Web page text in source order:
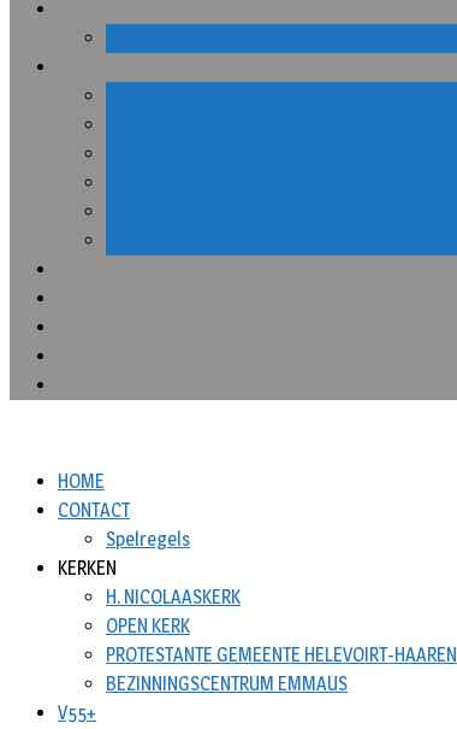
HOME
CONTACT
Spelregels
KERKEN
H. NICOLAASKERK
OPEN KERK
PROTESTANTE GEMEENTE HELEVOIRT-HAAREN
BEZINNINGSCENTRUM EMMAUS
V55+